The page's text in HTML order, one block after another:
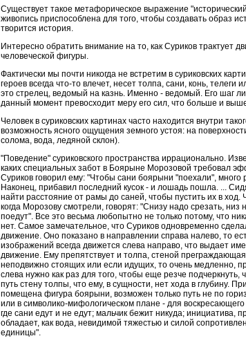
Существует такое метафорическое выражение
живопись приспособлена для того, чтобы создавать образ
творится история.
Интересно обратить внимание на то, как Суриков трактует
человеческой фигуры.
Фактически мы почти никогда не встретим в суриковских
героев всегда что-то влечет, несет толпа, сани, конь,
это стрелец, ведомый на казнь. Именно - ведомый. Его шаг
данный момент превосходит меру его сил, что больше и
Человек в суриковских картинах часто находится внутри
возможность ясного ощущения земного устоя: на
солома, вода, ледяной склон).
"Поведение" суриковского пространства иррационально.
каких специальных забот в Боярыне Морозовой требовал
Суриков говорил ему: "Чтобы сани боярыни "поехали",
Наконец, прибавил последний кусок - и лошадь пошла. ...
найти расстояние от рамы до саней, чтобы пустить их в
когда Морозову смотрели, говорят: "Снизу надо срезать,
поедут". Все это весьма любопытно не только потому, что
нет. Самое замечательное, что Суриков одновременно
движение. Оно показано в направлении справа налево, то
изображений всегда движется слева направо, что выдает
движение. Ему препятствует и толпа, стеной
неподвижно стоящих или если идущих, то очень медленно,
слева нужно как раз для того, чтобы еще резче
путь стену толпы, что ему, в сущности, нет хода в глубину.
помещена фигура боярыни, возможен только путь не по
или в символико-мифологическом плане - для
где сани едут и не едут; мальчик бежит никуда; инициатива,
обладает, как вода, невидимой тяжестью и силой
единицы".